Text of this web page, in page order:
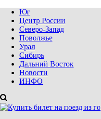
Юг
Центр России
Северо-Запад
Поволжье
Урал
Сибирь
Дальний Восток
Новости
ИНФО